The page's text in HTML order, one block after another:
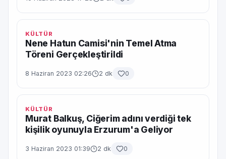
KÜLTÜR
Nene Hatun Camisi'nin Temel Atma
Töreni Gerçekleştirildi
8 Haziran 2023 02:26 2 dk 0
KÜLTÜR
Murat Balkuş, Ciğerim adını verdiği tek
kişilik oyunuyla Erzurum'a Geliyor
3 Haziran 2023 01:39 2 dk 0